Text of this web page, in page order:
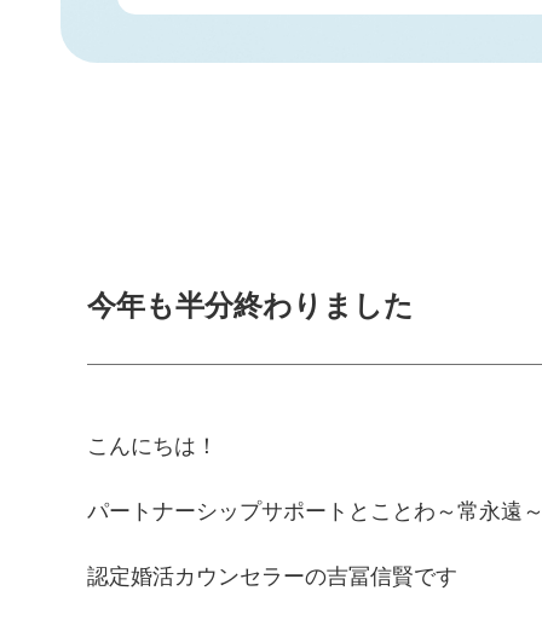
今年も半分終わりました
こんにちは！
パートナーシップサポートとことわ～常永遠
認定婚活カウンセラーの吉冨信賢です